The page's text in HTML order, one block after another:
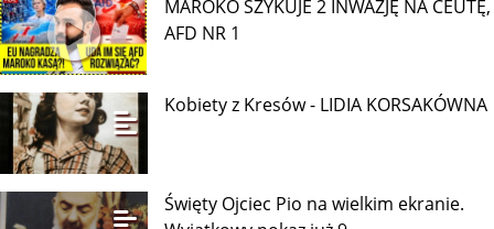
MAROKO SZYKUJE 2 INWAZJĘ NA CEUTĘ,
AFD NR 1
Kobiety z Kresów - LIDIA KORSAKÓWNA
Święty Ojciec Pio na wielkim ekranie.